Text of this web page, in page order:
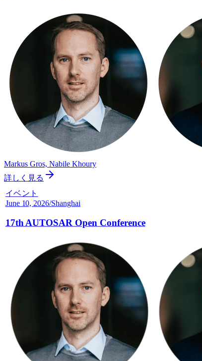
Markus Gros, Nabile Khoury
詳しく見る
イベント
June 10, 2026/Shanghai
17th AUTOSAR Open Conference